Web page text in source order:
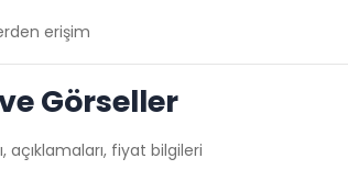
erişim
Görseller
açıklamaları, fiyat bilgileri